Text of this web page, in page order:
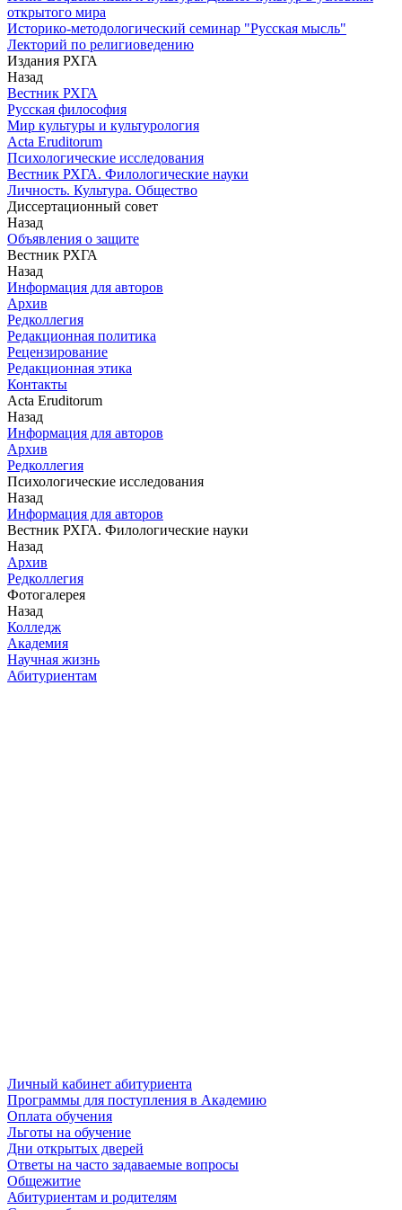
открытого мира
Историко-методологический семинар "Русская мысль"
Лекторий по религиоведению
Издания РХГА
Назад
Вестник РХГА
Русская философия
Мир культуры и культурология
Acta Eruditorum
Психологические исследования
Вестник РХГА. Филологические науки
Личность. Культура. Общество
Диссертационный совет
Назад
Объявления о защите
Вестник РХГА
Назад
Информация для авторов
Архив
Редколлегия
Редакционная политика
Рецензирование
Редакционная этика
Контакты
Acta Eruditorum
Назад
Информация для авторов
Архив
Редколлегия
Психологические исследования
Назад
Информация для авторов
Вестник РХГА. Филологические науки
Назад
Архив
Редколлегия
Фотогалерея
Назад
Колледж
Академия
Научная жизнь
Абитуриентам
Личный кабинет абитуриента
Программы для поступления в Академию
Оплата обучения
Льготы на обучение
Дни открытых дверей
Ответы на часто задаваемые вопросы
Общежитие
Абитуриентам и родителям